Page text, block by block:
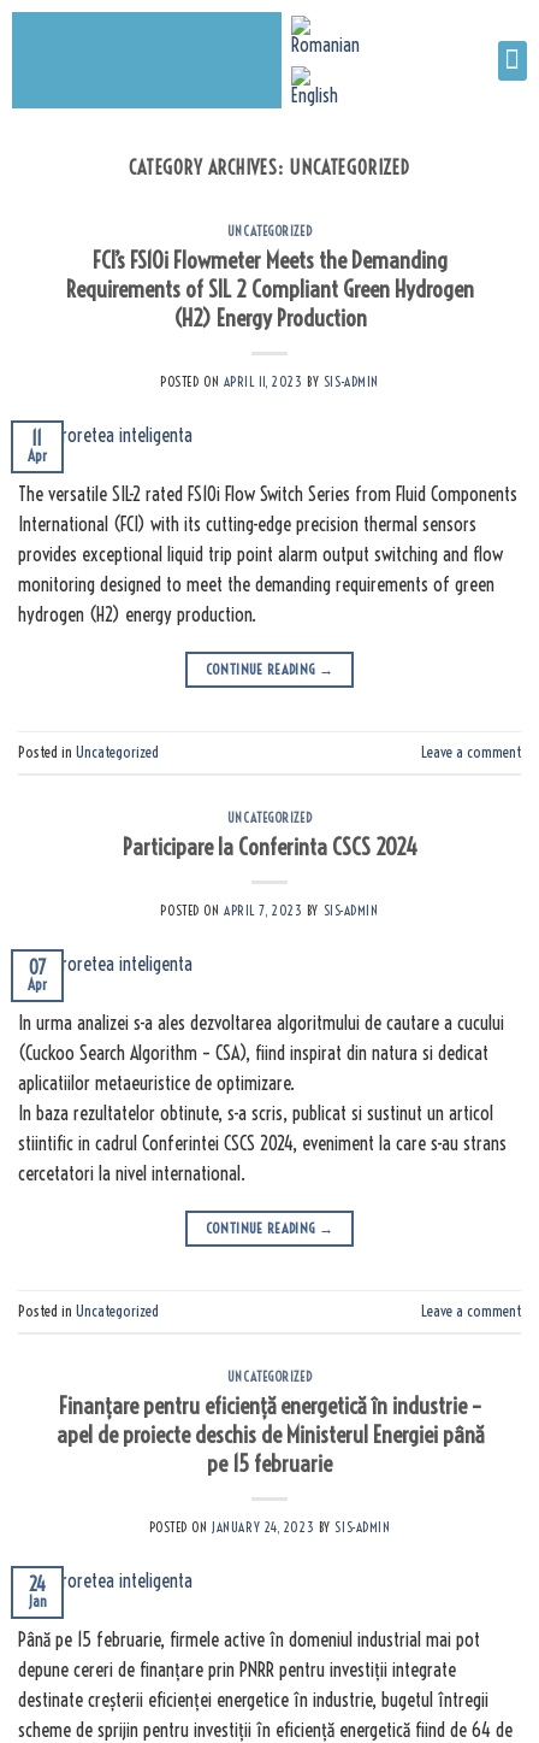
CATEGORY ARCHIVES: UNCATEGORIZED
UNCATEGORIZED
FCI’s FS10i Flowmeter Meets the Demanding
Requirements of SIL 2 Compliant Green Hydrogen
(H2) Energy Production
POSTED ON APRIL 11, 2023 BY SIS-ADMIN
Apr
The versatile SIL-2 rated FS10i Flow Switch Series from Fluid Components
International (FCI) with its cutting-edge precision thermal sensors
provides exceptional liquid trip point alarm output switching and flow
monitoring designed to meet the demanding requirements of green
hydrogen (H2) energy production.
CONTINUE READING →
Posted in Uncategorized Leave a comment
UNCATEGORIZED
Participare la Conferinta CSCS 2024
POSTED ONAPRIL 7, 2023 BY SIS-ADMIN
07
Apr
In urma analizei s-a ales dezvoltarea algoritmului de cautare a cucului
(Cuckoo Search Algorithm – CSA), fiind inspirat din natura si dedicat
aplicatiilor metaeuristice de optimizare.
In baza rezultatelor obtinute, s-a scris, publicat si sustinut un articol
stiintific in cadrul Conferintei CSCS 2024, eveniment la care s-au strans
cercetatori la nivel international.
CONTINUE READING →
Posted in Uncategorized Leave a comment
UNCATEGORIZED
Finanțare pentru eficiență energetică în industrie –
apel de proiecte deschis de Ministerul Energiei până
pe 15 februarie
POSTED ONJANUARY 24, 2023 BY SIS-ADMIN
24
Jan
Până pe 15 februarie, firmele active în domeniul industrial mai pot
depune cereri de finanțare prin PNRR pentru investiții integrate
destinate creșterii eficienței energetice în industrie, bugetul întregii
scheme de sprijin pentru investiții în eficiență energetică fiind de 64 de